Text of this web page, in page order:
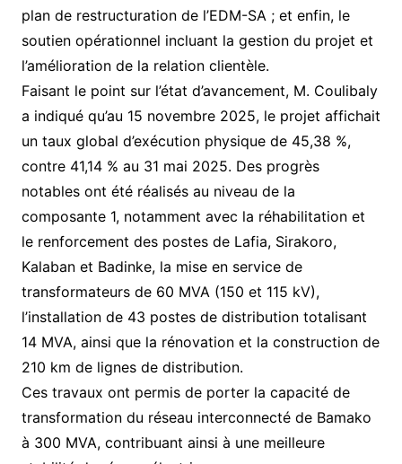
plan de restructuration de l’EDM-SA ; et enfin, le
soutien opérationnel incluant la gestion du projet et
l’amélioration de la relation clientèle.
Faisant le point sur l’état d’avancement, M. Coulibaly
a indiqué qu’au 15 novembre 2025, le projet affichait
un taux global d’exécution physique de 45,38 %,
contre 41,14 % au 31 mai 2025. Des progrès
notables ont été réalisés au niveau de la
composante 1, notamment avec la réhabilitation et
le renforcement des postes de Lafia, Sirakoro,
Kalaban et Badinke, la mise en service de
transformateurs de 60 MVA (150 et 115 kV),
l’installation de 43 postes de distribution totalisant
14 MVA, ainsi que la rénovation et la construction de
210 km de lignes de distribution.
Ces travaux ont permis de porter la capacité de
transformation du réseau interconnecté de Bamako
à 300 MVA, contribuant ainsi à une meilleure